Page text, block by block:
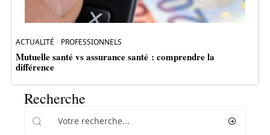
ACTUALITÉ PROFESSIONNELS
Mutuelle santé vs assurance santé : comprendre la
différence
Recherche